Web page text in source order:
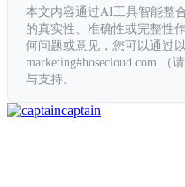
本文内容通过AI工具智能整
的真实性、准确性或完整性
何问题或意见，您可以通过
marketing#hosecloud.com
与支持。
captain